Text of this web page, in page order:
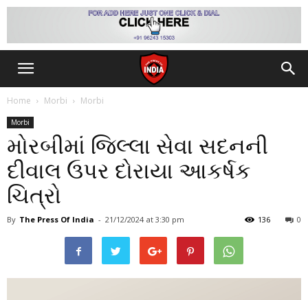
Home Morbi Morbi
Morbi
મોરબીમાં જિલ્લા સેવા સદનની
દીવાલ ઉપર દોરાયા આકર્ષક
ચિત્રો
By The Press Of India - 21/12/2024 at 3:30 pm 0
136